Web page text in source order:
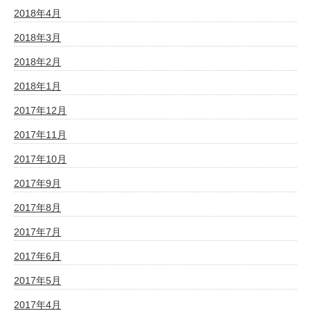
2018年4月
2018年3月
2018年2月
2018年1月
2017年12月
2017年11月
2017年10月
2017年9月
2017年8月
2017年7月
2017年6月
2017年5月
2017年4月